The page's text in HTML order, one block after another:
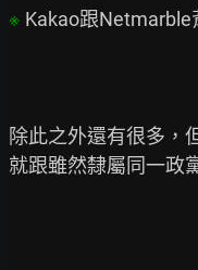
※ Kakao跟
除此之外還有很多，
就跟雖然隸屬同一政